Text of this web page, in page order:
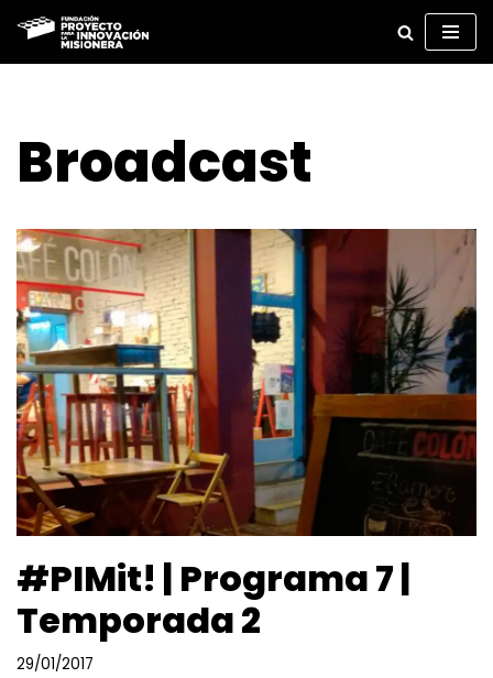
Ir
Broadcast
#PIMit! | Programa 7 |
Temporada 2
29/01/2017